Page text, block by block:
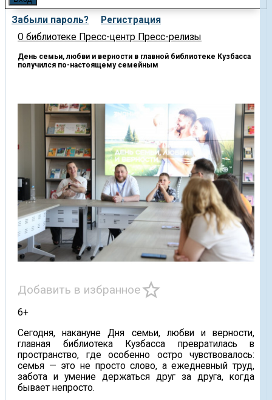
Забыли пароль?
Регистрация
О библиотеке Пресс-центр Пресс-релизы
День семьи, любви и верности в главной библиотеке Кузбасса
получился по-настоящему семейным
Добавить в избранноеstar_border
6+
Сегодня, накануне Дня семьи, любви и верности,
главная библиотека Кузбасса превратилась в
пространство, где особенно остро чувствовалось:
семья — это не просто слово, а ежедневный труд,
забота и умение держаться друг за друга, когда
бывает непросто.